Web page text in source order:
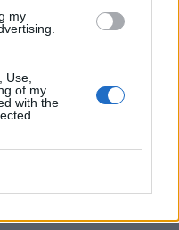
my
Use,
of my
with the
studiare e
di Alessandro
tutte le risorse
Capitolo 19
del capitolo
Leggi qui.